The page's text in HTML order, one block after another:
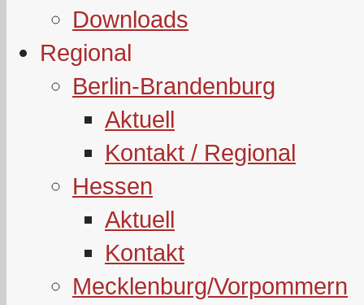
Downloads
Regional
Berlin-Brandenburg
Aktuell
Kontakt / Regional
Hessen
Aktuell
Kontakt
Mecklenburg/Vorpommern